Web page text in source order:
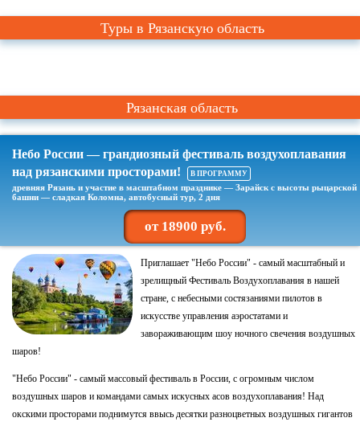
Туры в Рязанскую область
Рязанская область
Небо России — грандиозный фестиваль воздухоплавания
над рязанскими просторами!
В ПРОГРАММУ
древняя Рязань и участие в масштабном празднике — Зарайск с высоты рыцарской
башни — сладкая Коломна, автобусный тур, 2 дня
от 18900 руб.
Приглашает "Небо России" - самый масштабный и
зрелищный Фестиваль Воздухоплавания в нашей
стране, с небесными состязаниями пилотов в
искусстве управления аэростатами и
завораживающим шоу ночного свечения воздушных
шаров!
"Небо России" - самый массовый фестиваль в России, с огромным числом
воздушных шаров и командами самых искусных асов воздухоплавания! Над
окскими просторами поднимутся ввысь десятки разноцветных воздушных гигантов